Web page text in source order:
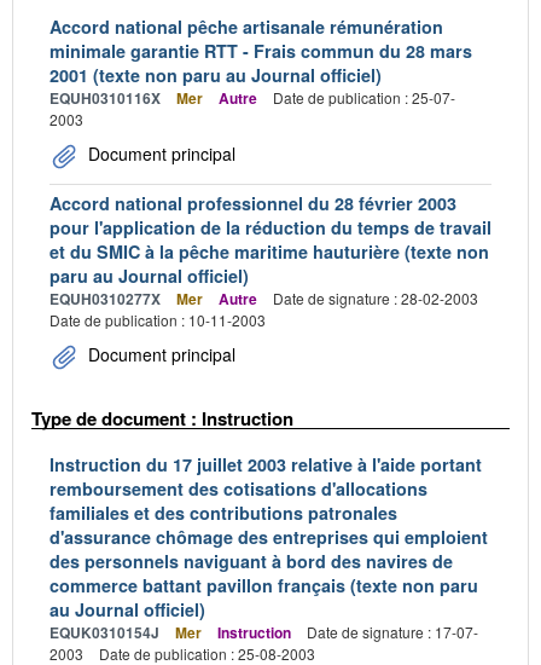
Accord national pêche artisanale rémunération
minimale garantie RTT - Frais commun du 28 mars
2001 (texte non paru au Journal officiel)
EQUH0310116X Mer Autre
Date de publication : 25-07-
2003
Document principal
Accord national professionnel du 28 février 2003
pour l'application de la réduction du temps de travail
et du SMIC à la pêche maritime hauturière (texte non
paru au Journal officiel)
EQUH0310277X Mer Autre
Date de signature : 28-02-2003
Date de publication : 10-11-2003
Document principal
Type de document : Instruction
Instruction du 17 juillet 2003 relative à l'aide portant
remboursement des cotisations d'allocations
familiales et des contributions patronales
d'assurance chômage des entreprises qui emploient
des personnels naviguant à bord des navires de
commerce battant pavillon français (texte non paru
au Journal officiel)
EQUK0310154J Mer Instruction
Date de signature : 17-07-
2003
Date de publication : 25-08-2003